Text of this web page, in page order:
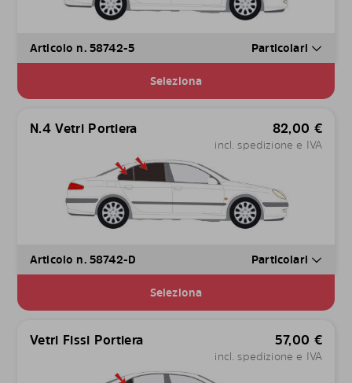
Articolo n. 58742-5 Particolari
Seleziona
N.4 Vetri Portiera 82,00 €
incl. spedizione e IVA
Articolo n. 58742-D Particolari
Seleziona
Vetri Fissi Portiera 57,00 €
incl. spedizione e IVA